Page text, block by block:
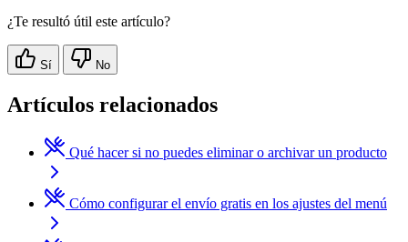
¿Te resultó útil este artículo?
Sí No
Artículos relacionados
Qué hacer si no puedes eliminar o archivar un producto
Cómo configurar el envío gratis en los ajustes del menú